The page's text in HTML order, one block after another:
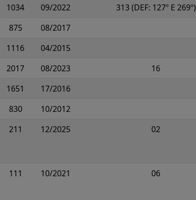
1034 09/2022 313 (DEF: 127º E 269º)
875 08/2017
1116 04/2015
2017 08/2023 16
1651 17/2016
830 10/2012
211 12/2025 02
111 10/2021 06